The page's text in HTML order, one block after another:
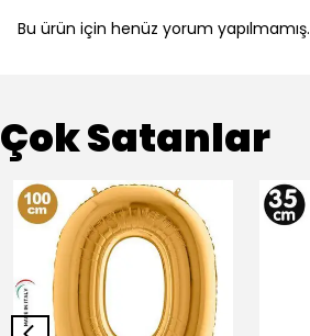
Bu ürün için henüz yorum yapılmamış.
Çok Satanlar